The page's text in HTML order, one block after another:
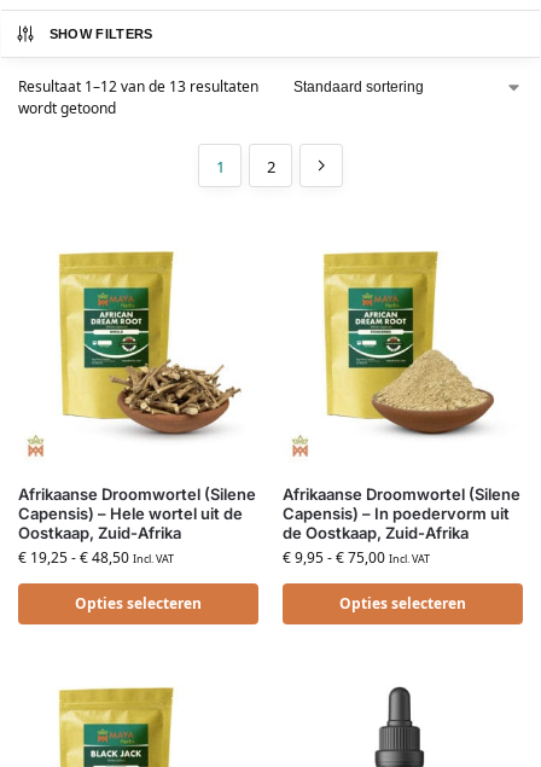
SHOW FILTERS
Resultaat 1–12 van de 13 resultaten
wordt getoond
1 2
Afrikaanse Droomwortel (Silene
Capensis) – Hele wortel uit de
Oostkaap, Zuid-Afrika
€ 19,25-€48,50 Incl. VAT
Opties selecteren
Afrikaanse Droomwortel (Silene
Capensis) – In poedervorm uit
de Oostkaap, Zuid-Afrika
€9,95-€75,00 Incl. VAT
Opties selecteren